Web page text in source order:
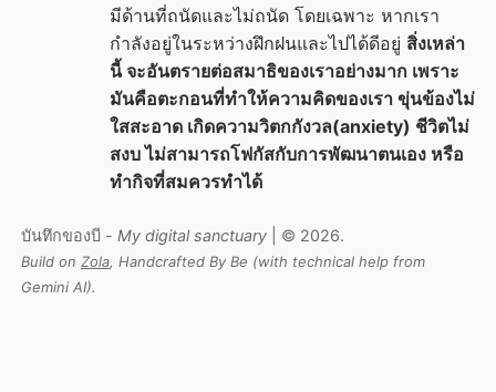
มีด้านที่ถนัดและไม่ถนัด โดยเฉพาะ หากเรา
กำลังอยู่ในระหว่างฝึกฝนและไปได้ดีอยู่ สิ่งเหล่า
นี้ จะอันตรายต่อสมาธิของเราอย่างมาก เพราะ
มันคือตะกอนที่ทำให้ความคิดของเรา ขุ่นข้องไม่
ใสสะอาด เกิดความวิตกกังวล(anxiety) ชีวิตไม่
สงบ ไม่สามารถโฟกัสกับการพัฒนาตนเอง หรือ
ทำกิจที่สมควรทำได้
บันทึกของบี - My digital sanctuary| © 2026.
Build on Zola, Handcrafted By Be (with technical help from
Gemini AI).